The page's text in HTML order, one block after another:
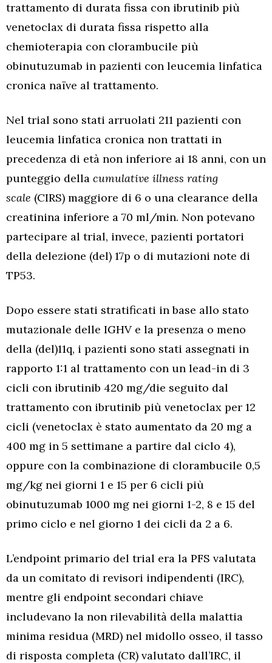
trattamento di durata fissa con ibrutinib più
venetoclax di durata fissa rispetto alla
chemioterapia con clorambucile più
obinutuzumab in pazienti con leucemia linfatica
cronica naïve al trattamento.
Nel trial sono stati arruolati 211 pazienti con
leucemia linfatica cronica non trattati in
precedenza di età non inferiore ai 18 anni, con un
punteggio della cumulative illness rating
scale (CIRS) maggiore di 6 o una clearance della
creatinina inferiore a 70 ml/min. Non potevano
partecipare al trial, invece, pazienti portatori
della delezione (del) 17p o di mutazioni note di
TP53.
Dopo essere stati stratificati in base allo stato
mutazionale delle IGHV e la presenza o meno
della (del)11q, i pazienti sono stati assegnati in
rapporto 1:1 al trattamento con un lead-in di 3
cicli con ibrutinib 420 mg/die seguito dal
trattamento con ibrutinib più venetoclax per 12
cicli (venetoclax è stato aumentato da 20 mg a
400 mg in 5 settimane a partire dal ciclo 4),
oppure con la combinazione di clorambucile 0,5
mg/kg nei giorni 1 e 15 per 6 cicli più
obinutuzumab 1000 mg nei giorni 1-2, 8 e 15 del
primo ciclo e nel giorno 1 dei cicli da 2 a 6.
L’endpoint primario del trial era la PFS valutata
da un comitato di revisori indipendenti (IRC),
mentre gli endpoint secondari chiave
includevano la non rilevabilità della malattia
minima residua (MRD) nel midollo osseo, il tasso
di risposta completa (CR) valutato dall’IRC, il